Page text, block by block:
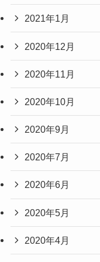
2021年1月
2020年12月
2020年11月
2020年10月
2020年9月
2020年7月
2020年6月
2020年5月
2020年4月